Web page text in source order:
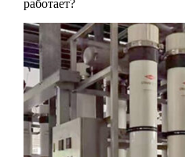
работает?